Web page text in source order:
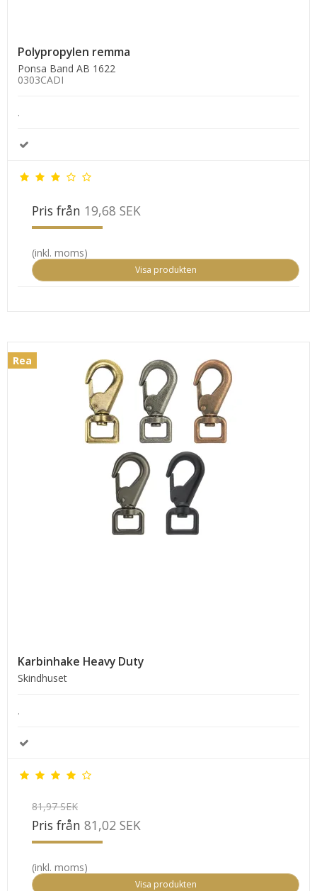
Polypropylen remma
Ponsa Band AB 1622
0303CADI
.
Pris från 19,68 SEK
(inkl. moms)
Visa produkten
Rea
Karbinhake Heavy Duty
Skindhuset
.
81,97 SEK
Pris från 81,02 SEK
(inkl. moms)
Visa produkten